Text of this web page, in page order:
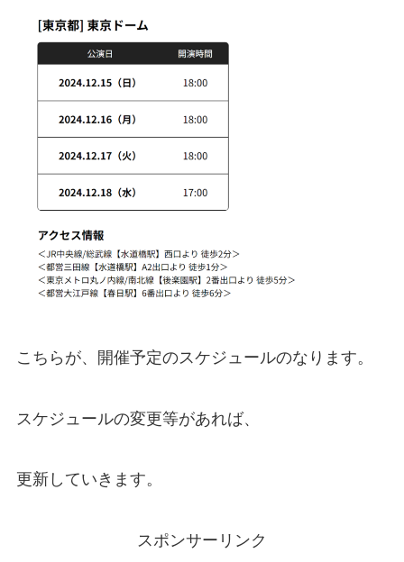
こちらが、開催予定のスケジュールのなります。
スケジュールの変更等があれば、
更新していきます。
スポンサーリンク